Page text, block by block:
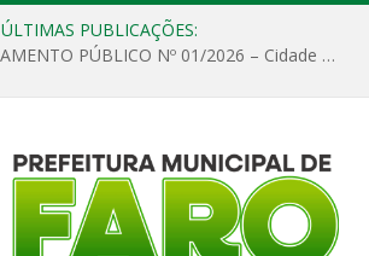
ÚLTIMAS PUBLICAÇÕES:
EDITAL DE CHAMAMENTO PÚBLICO Nº 01/2026 – Cidade de Faro